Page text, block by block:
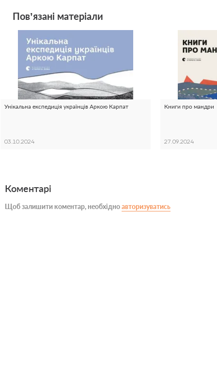
Пов’язані матеріали
Унікальна експедиція українців Аркою Карпат
03.10.2024
Книги про мандри
27.09.2024
Коментарі
Щоб залишити коментар, необхідноавторизуватись